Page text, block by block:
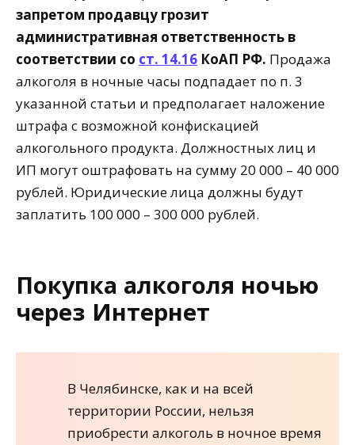
запретом продавцу грозит
административная ответственность в
соответствии со ст. 14.16 КоАП РФ. Продажа
алкоголя в ночные часы подпадает по п. 3
указанной статьи и предполагает наложение
штрафа с возможной конфискацией
алкогольного продукта. Должностных лиц и
ИП могут оштрафовать на сумму 20 000 – 40 000
рублей. Юридические лица должны будут
заплатить 100 000 – 300 000 рублей.
Покупка алкоголя ночью
через Интернет
В Челябинске, как и на всей
территории России, нельзя
приобрести алкоголь в ночное время